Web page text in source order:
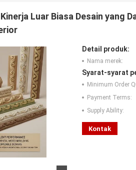
Luar Biasa Desain yang
Detail produk:
Nama merek:
Syarat-syarat
Minimum Order
Payment Terms:
Supply Ability:
Kontak